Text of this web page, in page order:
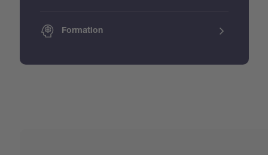
Formation